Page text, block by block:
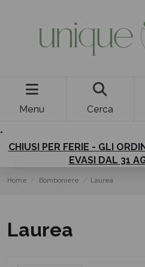
Menu Cerca
.
CHIUSI PER FERIE - GLI
EVASI DAL 31
Home Bomboniere Laurea
Laurea